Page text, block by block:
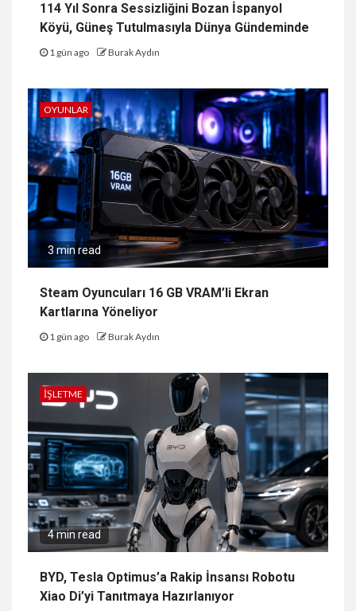
114 Yıl Sonra Sessizliğini Bozan İspanyol
Köyü, Güneş Tutulmasıyla Dünya Gündeminde
1 gün ago Burak Aydın
OYUNLAR
3 min read
Steam Oyuncuları 16 GB VRAM’li Ekran
Kartlarına Yöneliyor
1 gün ago Burak Aydın
İŞLETME
4 min read
BYD, Tesla Optimus’a Rakip İnsansı Robotu
Xiao Di’yi Tanıtmaya Hazırlanıyor